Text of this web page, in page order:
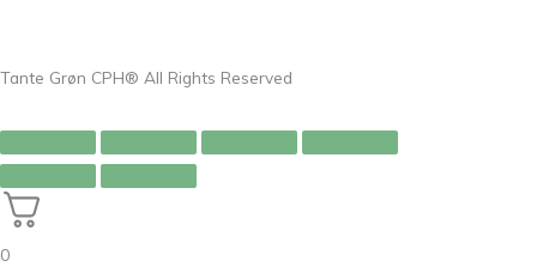
Tante Grøn CPH® All Rights Reserved
0